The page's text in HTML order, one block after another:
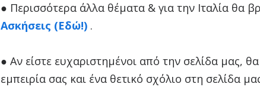
● Περισσότερα άλλα θέματα & για την Ιταλία θα
Ασκήσεις (Εδώ!) .
● Αν είστε ευχαριστημένοι από την σελίδα μας,
εμπειρία σας και ένα θετικό σχόλιο στη σελίδα